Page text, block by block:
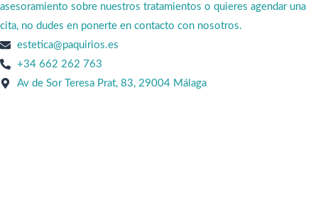
asesoramiento sobre nuestros tratamientos o quieres agendar una
cita, no dudes en ponerte en contacto con nosotros.
estetica@paquirios.es
+34 662 262 763
Av de Sor Teresa Prat, 83, 29004 Málaga